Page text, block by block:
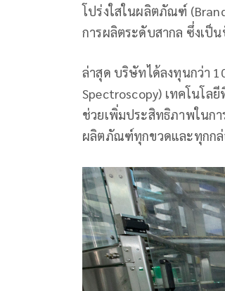
โปร่งใสในผลิตภัณฑ์
การผลิตระดับสากล ซึ่งเป็
ล่าสุด บริษัทได้ลงทุนกว่า
Spectroscopy) เทคโนโล
ช่วยเพิ่มประสิทธิภาพในก
ผลิตภัณฑ์ทุกขวดและทุกกล่